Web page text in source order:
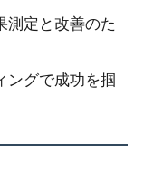
測定と改善のた
ングで成功を掴